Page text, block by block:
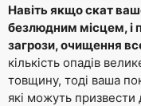
Навіть якщо скат
безлюдним місцем, і
загрози, очищення
кількість опадів
товщину, тоді ваша
які можуть